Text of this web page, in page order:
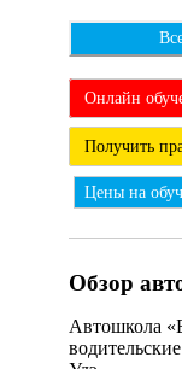
Онлайн
Получить
Цены на
Обзор
Автошкола